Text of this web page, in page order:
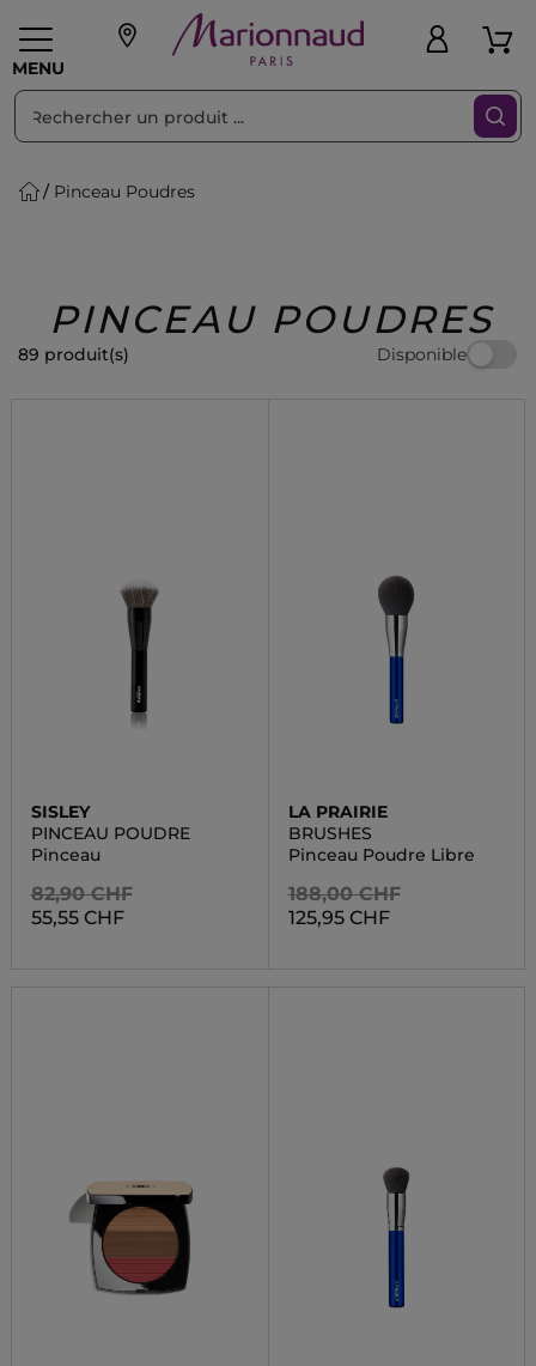
MENU
personnalisés
Beauty
Pinceau Poudres
PINCEAU POUDRES
89 produit(s) Disponible
Trier par Filtres
SISLEY
PINCEAU POUDRE
Pinceau
82,90 CHF
55,55 CHF
LA PRAIRIE
BRUSHES
Pinceau Poudre Libre
188,00 CHF
125,95 CHF